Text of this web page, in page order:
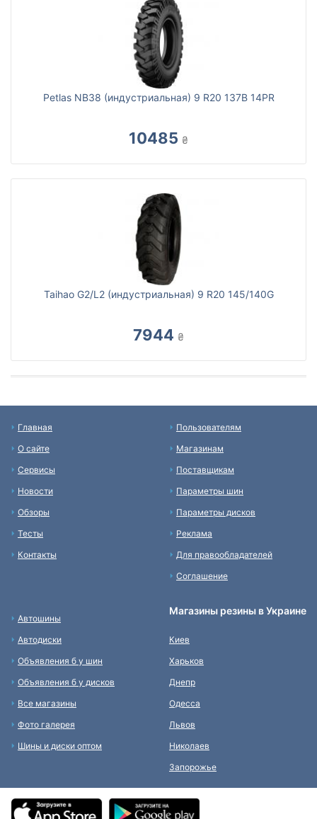
Petlas NB38 (индустриальная) 9 R20 137B 14PR
10485 ₴
Taihao G2/L2 (индустриальная) 9 R20 145/140G
7944 ₴
Главная
О сайте
Сервисы
Новости
Обзоры
Тесты
Контакты
Пользователям
Магазинам
Поставщикам
Параметры шин
Параметры дисков
Реклама
Для правообладателей
Соглашение
Автошины
Автодиски
Объявления б у шин
Объявления б у дисков
Все магазины
Фото галерея
Шины и диски оптом
Магазины резины в Украине
Киев
Харьков
Днепр
Одесса
Львов
Николаев
Запорожье